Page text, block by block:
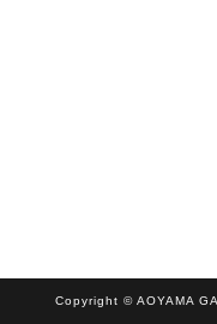
Copyright © AOYAMA